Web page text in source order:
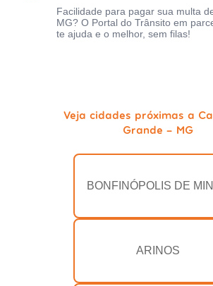
Facilidade para pagar sua multa
MG? O Portal do Trânsito em
te ajuda e o melhor, sem filas!
Veja cidades próximas a
Grande - MG
BONFINÓPOLIS DE
ARINOS